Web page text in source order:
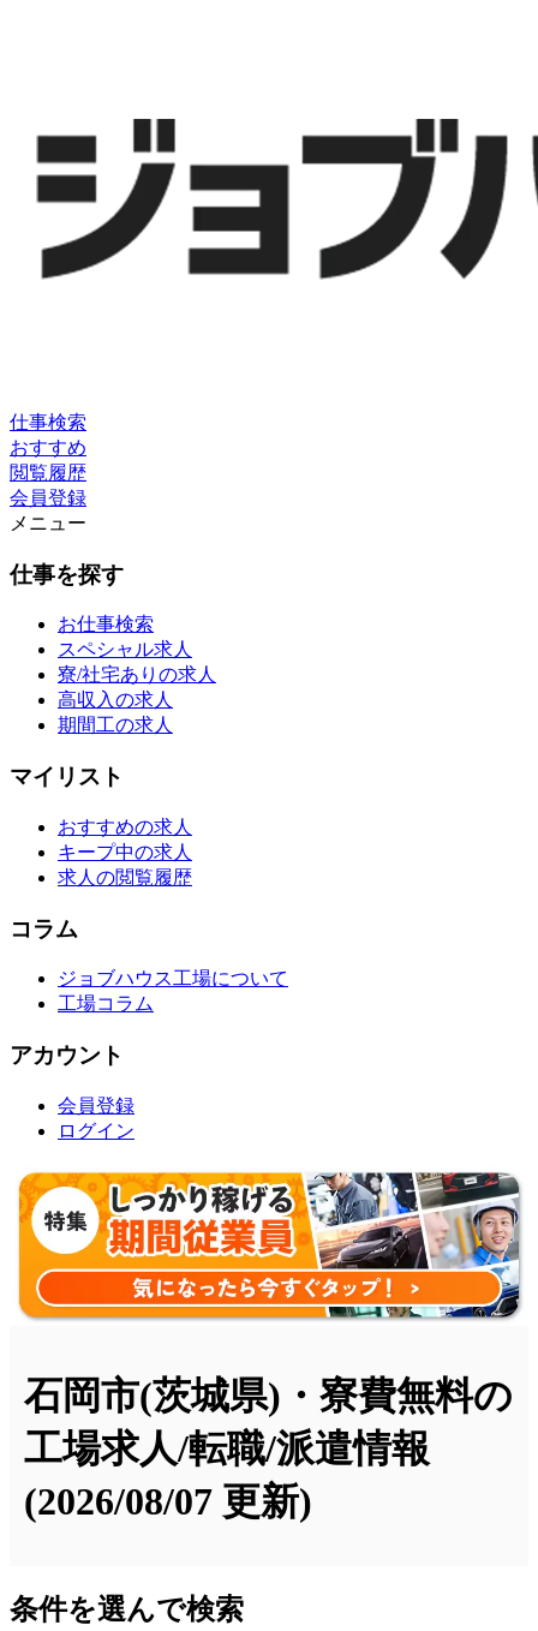
仕事検索
おすすめ
閲覧履歴
会員登録
メニュー
仕事を探す
お仕事検索
スペシャル求人
寮/社宅ありの求人
高収入の求人
期間工の求人
マイリスト
おすすめの求人
キープ中の求人
求人の閲覧履歴
コラム
ジョブハウス工場について
工場コラム
アカウント
会員登録
ログイン
石岡市(茨城県)・寮費無料の
工場求人/転職/派遣情報
(2026/08/07 更新)
条件を選んで検索